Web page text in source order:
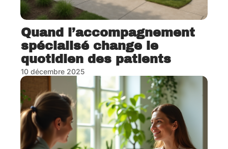
Quand l’accompagnement
spécialisé change le
quotidien des patients
10 décembre 2025